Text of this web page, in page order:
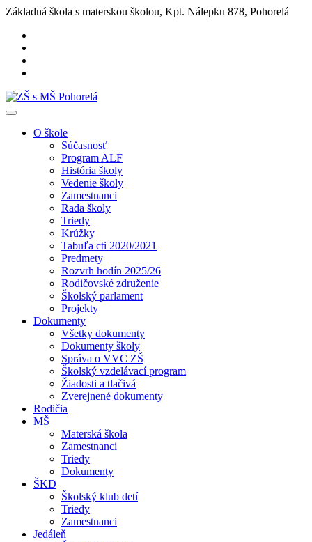
Základná škola s materskou školou, Kpt. Nálepku 878, Pohorelá
O škole
Súčasnosť
Program ALF
História školy
Vedenie školy
Zamestnanci
Rada školy
Triedy
Krúžky
Tabuľa cti 2020/2021
Predmety
Rozvrh hodín 2025/26
Rodičovské združenie
Školský parlament
Projekty
Dokumenty
Všetky dokumenty
Dokumenty školy
Správa o VVC ZŠ
Školský vzdelávací program
Žiadosti a tlačivá
Zverejnené dokumenty
Rodičia
MŠ
Materská škola
Zamestnanci
Triedy
Dokumenty
ŠKD
Školský klub detí
Triedy
Zamestnanci
Jedáleň